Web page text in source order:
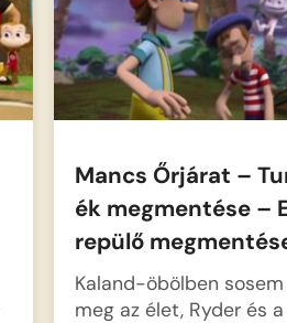
Mancs Őrjárat –
ék megmentése –
repülő
Kaland-öbölben sosem
meg az élet, Ryder és